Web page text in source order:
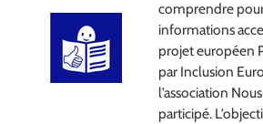
comprendre
informations
projet européen
par Inclusion
l’association
participé.